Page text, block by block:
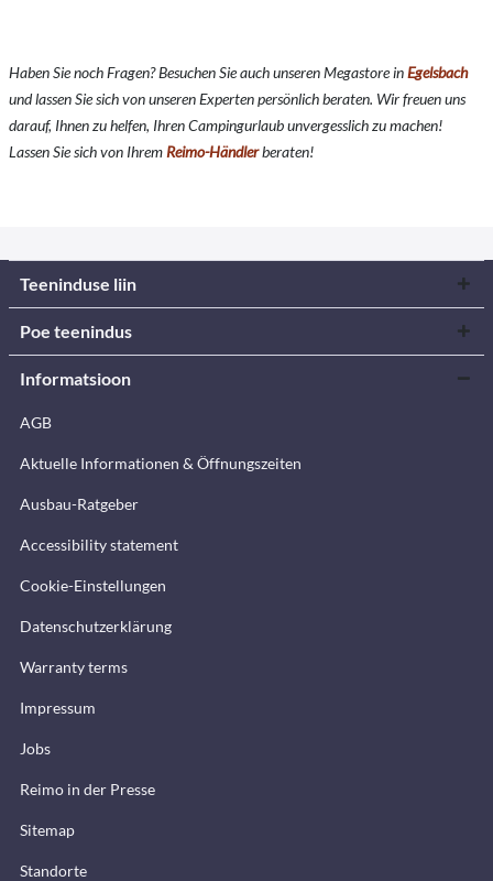
Haben Sie noch Fragen? Besuchen Sie auch unseren Megastore inEgelsbach
und lassen Sie sich von unseren Experten persönlich beraten. Wir freuen uns
darauf, Ihnen zu helfen, Ihren Campingurlaub unvergesslich zu machen!
Lassen Sie sich von Ihrem Reimo-Händlerberaten!
Teeninduse liin
Poe teenindus
Informatsioon
AGB
Aktuelle Informationen & Öffnungszeiten
Ausbau-Ratgeber
Accessibility statement
Cookie-Einstellungen
Datenschutzerklärung
Warranty terms
Impressum
Jobs
Reimo in der Presse
Sitemap
Standorte